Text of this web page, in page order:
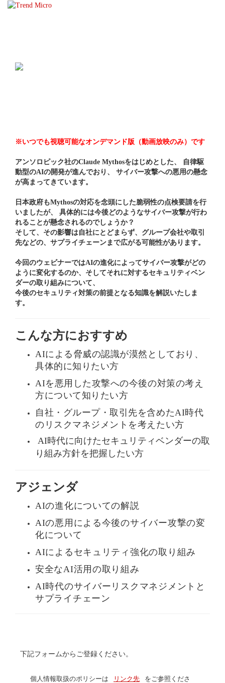
ォ
ー
※いつでも視聴可能なオンデマンド版（動画放映のみ）です
アンソロピック社のClaude Mythosをはじめとした、 自律駆
動型のAIの開発が進んでおり、 サイバー攻撃への悪用の懸念
が高まってきています。
日本政府もMythosの対応を念頭にした脆弱性の点検要請を行
いましたが、 具体的には今後どのようなサイバー攻撃が行わ
れることが懸念されるのでしょうか？
そして、その影響は自社にとどまらず、グループ会社や取引
先などの、サプライチェーンまで広がる可能性があります。
今回のウェビナーではAIの進化によってサイバー攻撃がどの
ように変化するのか、そしてそれに対するセキュリティベン
ダーの取り組みについて、
今後のセキュリティ対策の前提となる知識を解説いたしま
す。
こんな方におすすめ
AIによる脅威の認識が漠然としており、
具体的に知りたい方
AIを悪用した攻撃への今後の対策の考え
方について知りたい方
自社・グループ・取引先を含めたAI時代
のリスクマネジメントを考えたい方
AI時代に向けたセキュリティベンダーの取
り組み方針を把握したい方
アジェンダ
AIの進化についての解説
AIの悪用による今後のサイバー攻撃の変
化について
AIによるセキュリティ強化の取り組み
安全なAI活用の取り組み
AI時代のサイバーリスクマネジメントと
サプライチェーン
下記フォームからご登録ください。
個人情報取扱のポリシーは リンク先
をご参照くださ